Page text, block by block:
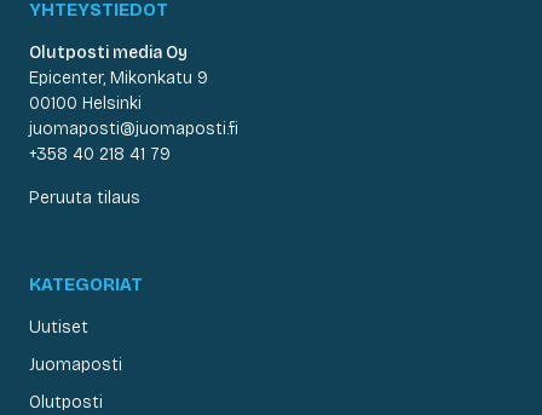
YHTEYSTIEDOT
Olutposti media Oy
Epicenter, Mikonkatu 9
00100 Helsinki
juomaposti@juomaposti.fi
+358 40 218 41 79
Peruuta tilaus
KATEGORIAT
Uutiset
Juomaposti
Olutposti